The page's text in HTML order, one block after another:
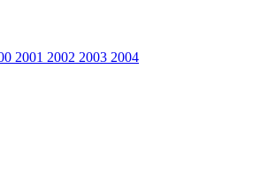
2001 2002 2003 2004